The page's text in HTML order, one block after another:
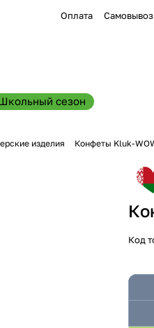
Оплата Самовывоз
сезон
изделия Конфеты Kluk-
Код